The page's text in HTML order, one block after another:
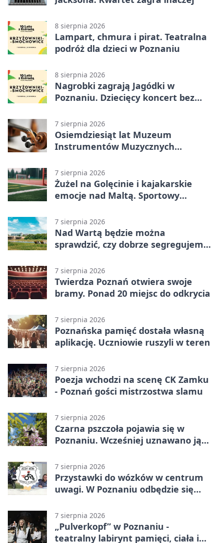
8 sierpnia 2026
Lampart, chmura i pirat. Teatralna
podróż dla dzieci w Poznaniu
8 sierpnia 2026
Nagrobki zagrają Jagódki w
Poznaniu. Dziecięcy koncert bez
7 sierpnia 2026
Osiemdziesiąt lat Muzeum
Instrumentów Muzycznych
7 sierpnia 2026
Żużel na Golęcinie i kajakarskie
emocje nad Maltą. Sportowy
7 sierpnia 2026
Nad Wartą będzie można
sprawdzić, czy dobrze segregujemy
7 sierpnia 2026
Twierdza Poznań otwiera swoje
bramy. Ponad 20 miejsc do odkrycia
7 sierpnia 2026
Poznańska pamięć dostała własną
aplikację. Uczniowie ruszyli w teren
7 sierpnia 2026
Poezja wchodzi na scenę CK Zamku
- Poznań gości mistrzostwa slamu
7 sierpnia 2026
Czarna pszczoła pojawia się w
Poznaniu. Wcześniej uznawano ją
7 sierpnia 2026
Przystawki do wózków w centrum
uwagi. W Poznaniu odbędzie się
7 sierpnia 2026
„Pulverkopf” w Poznaniu -
teatralny labirynt pamięci, ciała i